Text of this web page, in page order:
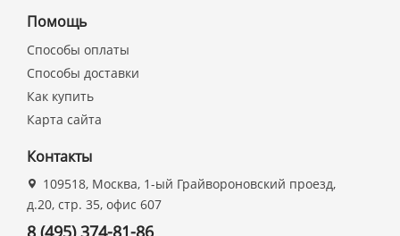
Помощь
Способы оплаты
Способы доставки
Как купить
Карта сайта
Контакты
109518, Москва, 1-ый Грайвороновский проезд,
д.20, стр. 35, офис 607
8 (495) 374-81-86